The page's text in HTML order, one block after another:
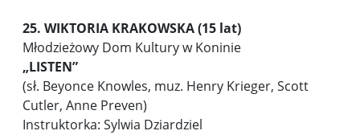
25. WIKTORIA KRAKOWSKA (15 lat)
Młodzieżowy Dom Kultury w Koninie
„LISTEN”
(sł. Beyonce Knowles, muz. Henry Krieger, Scott
Cutler, Anne Preven)
Instruktorka: Sylwia Dziardziel